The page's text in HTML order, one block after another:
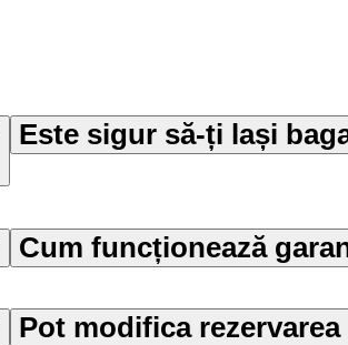
Este sigur să-ți lași
Cum funcționează
Pot modifica rezervarea